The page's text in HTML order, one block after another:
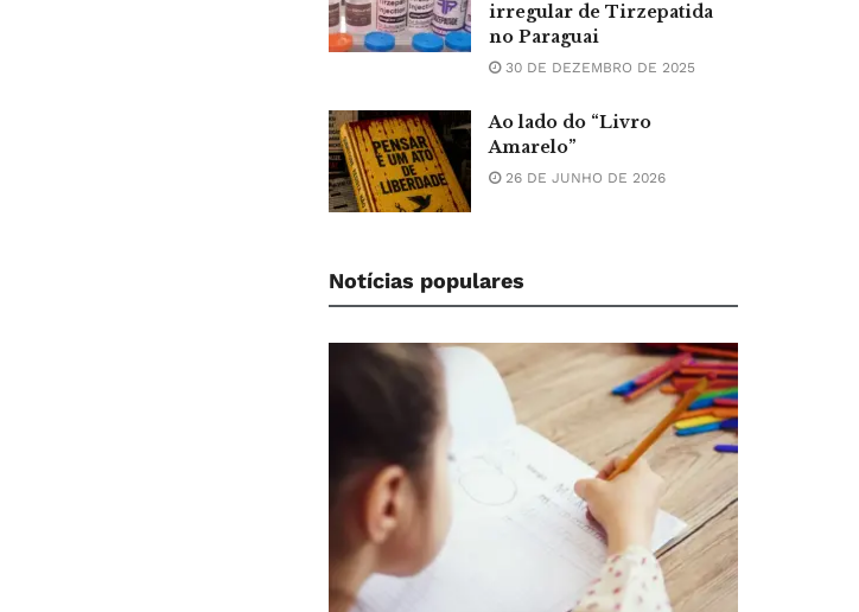
irregular de Tirzepatida
no Paraguai
30 DE DEZEMBRO DE 2025
Ao lado do “Livro
Amarelo”
26 DE JUNHO DE 2026
Notícias populares